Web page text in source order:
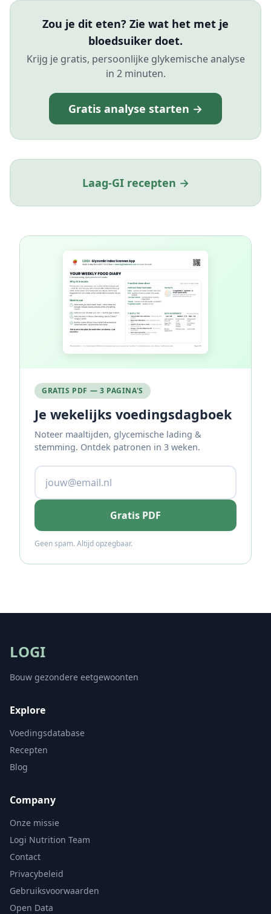
Zou je dit eten? Zie wat het met je
bloedsuiker doet.
Krijg je gratis, persoonlijke glykemische analyse
in 2 minuten.
Gratis analyse starten →
Laag-GI recepten →
GRATIS PDF — 3 PAGINA'S
Je wekelijks voedingsdagboek
Noteer maaltijden, glycemische lading &
stemming. Ontdek patronen in 3 weken.
Gratis PDF
Geen spam. Altijd opzegbaar.
LOGI
Bouw gezondere eetgewoonten
Explore
Voedingsdatabase
Recepten
Blog
Company
Onze missie
Logi Nutrition Team
Contact
Privacybeleid
Gebruiksvoorwaarden
Open Data